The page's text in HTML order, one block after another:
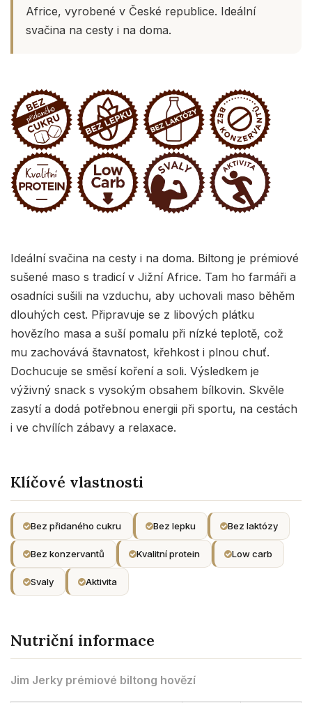
Africe, vyrobené v České republice. Ideální
svačina na cesty i na doma.
Ideální svačina na cesty i na doma. Biltong je prémiové
sušené maso s tradicí v Jižní Africe. Tam ho farmáři a
osadníci sušili na vzduchu, aby uchovali maso běhěm
dlouhých cest. Připravuje se z libových plátku
hovězího masa a suší pomalu při nízké teplotě, což
mu zachovává štavnatost, křehkost i plnou chuť.
Dochucuje se směsí koření a soli. Výsledkem je
výživný snack s vysokým obsahem bílkovin. Skvěle
zasytí a dodá potřebnou energii při sportu, na cestách
i ve chvílích zábavy a relaxace.
Klíčové vlastnosti
Bez přidaného cukru Bez lepku Bez laktózy
Bez konzervantů Kvalitní protein Low carb
Svaly Aktivita
Nutriční informace
Jim Jerky prémiové biltong hovězí